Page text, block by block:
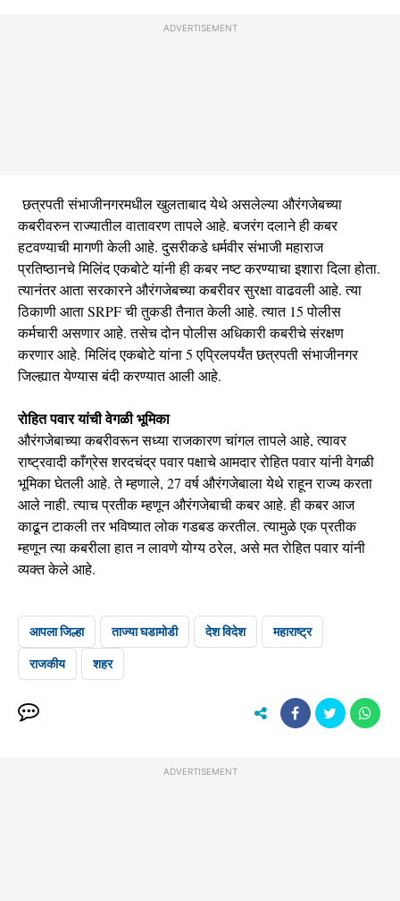
ADVERTISEMENT
छत्रपती संभाजीनगरमधील खुलताबाद येथे असलेल्या औरंगजेबच्या
कबरीवरुन राज्यातील वातावरण तापले आहे. बजरंग दलाने ही कबर
हटवण्याची मागणी केली आहे. दुसरीकडे धर्मवीर संभाजी महाराज
प्रतिष्ठानचे मिलिंद एकबोटे यांनी ही कबर नष्ट करण्याचा इशारा दिला होता.
त्यानंतर आता सरकारने औरंगजेबच्या कबरीवर सुरक्षा वाढवली आहे. त्या
ठिकाणी आता SRPF ची तुकडी तैनात केली आहे. त्यात 15 पोलीस
कर्मचारी असणार आहे. तसेच दोन पोलीस अधिकारी कबरीचे संरक्षण
करणार आहे. मिलिंद एकबोटे यांना 5 एप्रिलपर्यंत छत्रपती संभाजीनगर
जिल्ह्यात येण्यास बंदी करण्यात आली आहे.
रोहित पवार यांची वेगळी भूमिका
औरंगजेबाच्या कबरीवरून सध्या राजकारण चांगल तापले आहे, त्यावर
राष्ट्रवादी काँग्रेस शरदचंद्र पवार पक्षाचे आमदार रोहित पवार यांनी वेगळी
भूमिका घेतली आहे. ते म्हणाले, 27 वर्ष औरंगजेबाला येथे राहून राज्य करता
आले नाही. त्याच प्रतीक म्हणून औरंगजेबाची कबर आहे. ही कबर आज
काढून टाकली तर भविष्यात लोक गडबड करतील. त्यामुळे एक प्रतीक
म्हणून त्या कबरीला हात न लावणे योग्य ठरेल, असे मत रोहित पवार यांनी
व्यक्त केले आहे.
आपला जिल्हा ताज्या घडामोडी देश विदेश महाराष्ट्र
राजकीय शहर
ADVERTISEMENT